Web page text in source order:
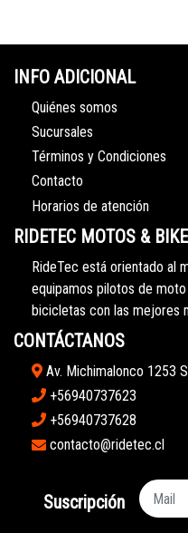
INFO ADICIONAL
Quiénes somos
Sucursales
Términos y Condiciones
Contacto
Horarios de atención
RIDETEC MOTOS &
RideTec está orientado al
equipamos pilotos de
bicicletas con las mejores
CONTÁCTANOS
Av. Michimalonco 1253
+56940737623
+56940737628
contacto@ridetec.cl
Suscripción